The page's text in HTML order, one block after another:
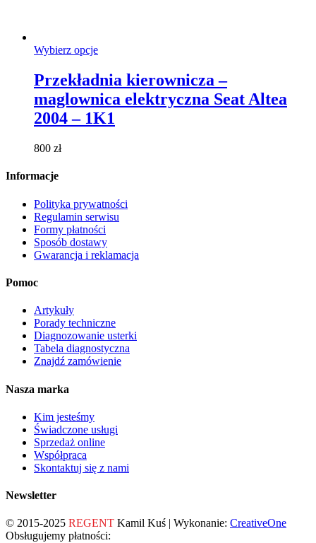
Wybierz opcjeTen
ma
wiele
wariantów.
Opcje
można
Przekładnia kierownicza –
maglownica elektryczna Seat Altea
2004 – 1K1
800 zł
Informacje
Polityka prywatności
Regulamin serwisu
Formy płatności
Sposób dostawy
Gwarancja i reklamacja
Pomoc
Artykuły
Porady techniczne
Diagnozowanie usterki
Tabela diagnostyczna
Znajdź zamówienie
Nasza marka
Kim jesteśmy
Świadczone usługi
Sprzedaż online
Współpraca
Skontaktuj się z nami
Newsletter
© 2015-2025 REGENT Kamil Kuś | Wykonanie: CreativeOne
Obsługujemy płatności: